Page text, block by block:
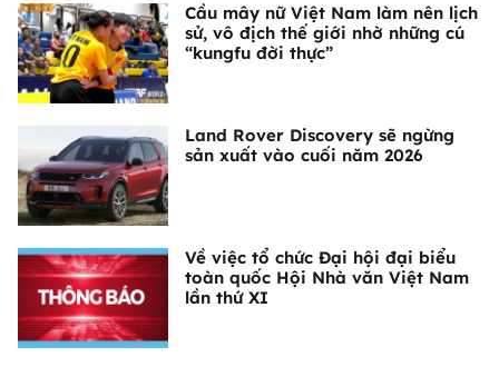
Cầu mây nữ Việt Nam làm nên lịch
sử, vô địch thế giới nhờ những cú
“kungfu đời thực”
Land Rover Discovery sẽ ngừng
sản xuất vào cuối năm 2026
Về việc tổ chức Đại hội đại biểu
toàn quốc Hội Nhà văn Việt Nam
lần thứ XI